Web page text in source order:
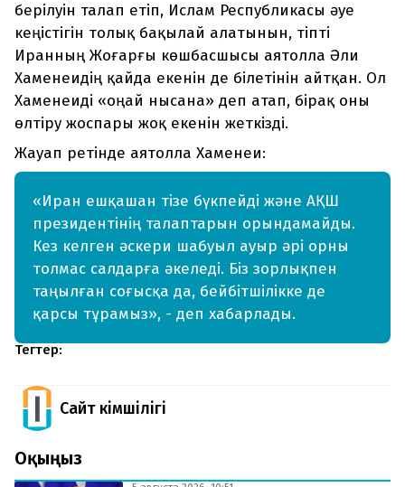
берілуін талап етіп, Ислам Республикасы әуе
кеңістігін толық бақылай алатынын, тіпті
Иранның Жоғарғы көшбасшысы аятолла Әли
Хаменеидің қайда екенін де білетінін айтқан. Ол
Хаменеиді «оңай нысана» деп атап, бірақ оны
өлтіру жоспары жоқ екенін жеткізді.
Жауап ретінде аятолла Хаменеи:
«Иран ешқашан тізе бүкпейді және АҚШ
президентінің талаптарын орындамайды.
Кез келген әскери шабуыл ауыр әрі орны
толмас салдарға әкеледі. Біз зорлықпен
таңылған соғысқа да, бейбітшілікке де
қарсы тұрамыз», - деп хабарлады.
Тегтер:
Сайт Әкімшілігі
Оқыңыз